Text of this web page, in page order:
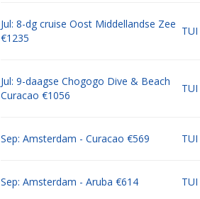
Jul: 8-dg cruise Oost Middellandse Zee
€1235
TUI
Jul: 9-daagse Chogogo Dive & Beach
Curacao €1056
TUI
Sep: Amsterdam - Curacao €569 TUI
Sep: Amsterdam - Aruba €614 TUI